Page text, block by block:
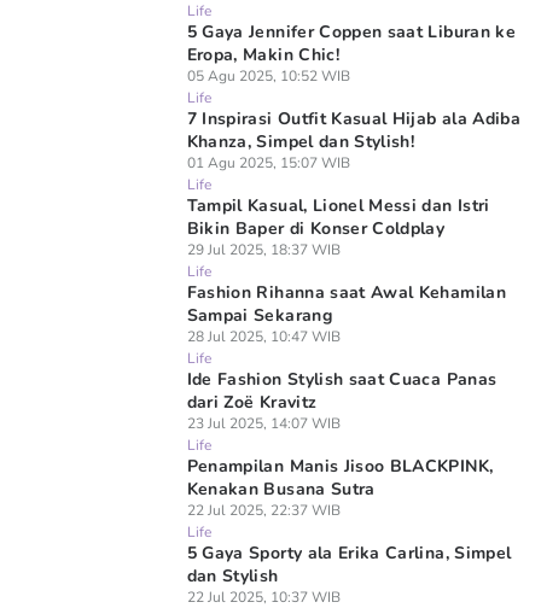
Life
5 Gaya Jennifer Coppen saat Liburan ke
Eropa, Makin Chic!
05 Agu 2025, 10:52 WIB
Life
7 Inspirasi Outfit Kasual Hijab ala Adiba
Khanza, Simpel dan Stylish!
01 Agu 2025, 15:07 WIB
Life
Tampil Kasual, Lionel Messi dan Istri
Bikin Baper di Konser Coldplay
29 Jul 2025, 18:37 WIB
Life
Fashion Rihanna saat Awal Kehamilan
Sampai Sekarang
28 Jul 2025, 10:47 WIB
Life
Ide Fashion Stylish saat Cuaca Panas
dari Zoë Kravitz
23 Jul 2025, 14:07 WIB
Life
Penampilan Manis Jisoo BLACKPINK,
Kenakan Busana Sutra
22 Jul 2025, 22:37 WIB
Life
5 Gaya Sporty ala Erika Carlina, Simpel
dan Stylish
22 Jul 2025, 10:37 WIB